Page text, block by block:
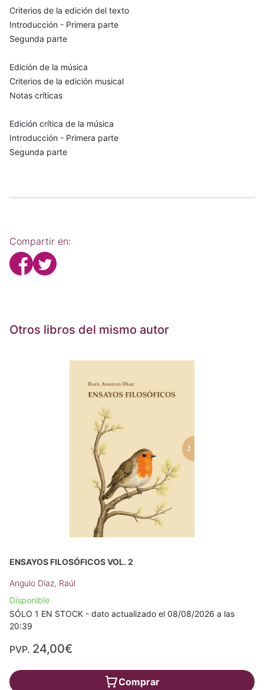
Criterios de la edición del texto
Introducción - Primera parte
Segunda parte
Edición de la música
Criterios de la edición musical
Notas críticas
Edición crítica de la música
Introducción - Primera parte
Segunda parte
Compartir en:
Otros libros del mismo autor
ENSAYOS FILOSÓFICOS VOL. 2
Angulo Díaz, Raúl
Disponible
SÓLO 1 EN STOCK - dato actualizado el 08/08/2026 a las
20:39
PVP. 24,00€
Comprar